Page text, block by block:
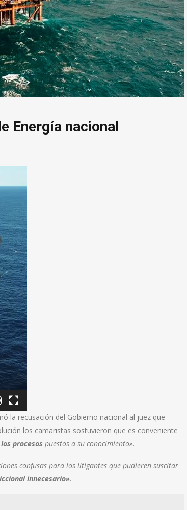
Energía nacional
la recusación del Gobierno nacional al juez que
los camaristas sostuvieron que es conveniente
procesos puestos a su conocimiento».
confusas para los litigantes que pudieren suscitar
innecesario».